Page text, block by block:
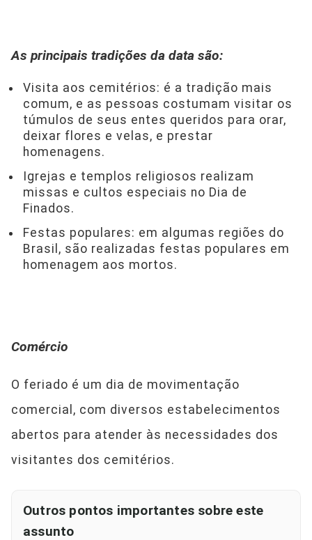
As principais tradições da data são:
Visita aos cemitérios: é a tradição mais
comum, e as pessoas costumam visitar os
túmulos de seus entes queridos para orar,
deixar flores e velas, e prestar
homenagens.
Igrejas e templos religiosos realizam
missas e cultos especiais no Dia de
Finados.
Festas populares: em algumas regiões do
Brasil, são realizadas festas populares em
homenagem aos mortos.
Comércio
O feriado é um dia de movimentação
comercial, com diversos estabelecimentos
abertos para atender às necessidades dos
visitantes dos cemitérios.
Outros pontos importantes sobre este
assunto